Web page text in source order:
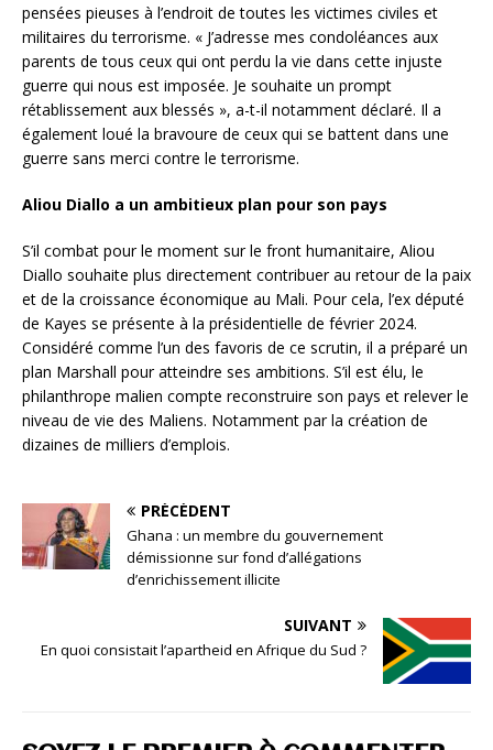
pensées pieuses à l’endroit de toutes les victimes civiles et
militaires du terrorisme. « J’adresse mes condoléances aux
parents de tous ceux qui ont perdu la vie dans cette injuste
guerre qui nous est imposée. Je souhaite un prompt
rétablissement aux blessés », a-t-il notamment déclaré. Il a
également loué la bravoure de ceux qui se battent dans une
guerre sans merci contre le terrorisme.
Aliou Diallo a un ambitieux plan pour son pays
S’il combat pour le moment sur le front humanitaire, Aliou
Diallo souhaite plus directement contribuer au retour de la paix
et de la croissance économique au Mali. Pour cela, l’ex député
de Kayes se présente à la présidentielle de février 2024.
Considéré comme l’un des favoris de ce scrutin, il a préparé un
plan Marshall pour atteindre ses ambitions. S’il est élu, le
philanthrope malien compte reconstruire son pays et relever le
niveau de vie des Maliens. Notamment par la création de
dizaines de milliers d’emplois.
PRÉCÉDENT
Ghana : un membre du gouvernement
démissionne sur fond d’allégations
d’enrichissement illicite
SUIVANT
En quoi consistait l’apartheid en Afrique du Sud ?